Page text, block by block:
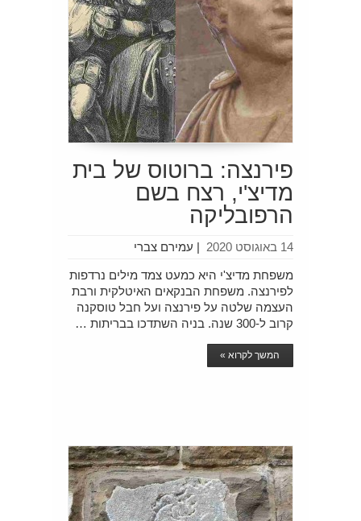
פירנצה: ברוטוס של בית
מדיצ'י, רצח בשם
הרפובליקה
עמירם צברי | 14 באוגוסט 2020
משפחת מדיצ'י היא כמעט צמד מילים נרדפות
לפירנצה. משפחת הבנקאים האיטלקית ורבת
העצמה שלטה על פירנצה ועל חבל טוסקנה
קרוב ל-300 שנה. בניה השתדכו בבריתות …
המשך לקרוא »